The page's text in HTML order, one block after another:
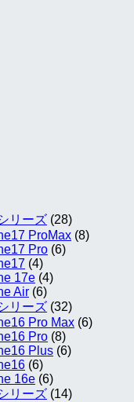
リーズ (28)
ProMax (8)
Pro (6)
(4)
17e (4)
Air (6)
リーズ (32)
Pro Max (6)
Pro (8)
Plus (6)
(6)
16e (6)
リーズ (14)